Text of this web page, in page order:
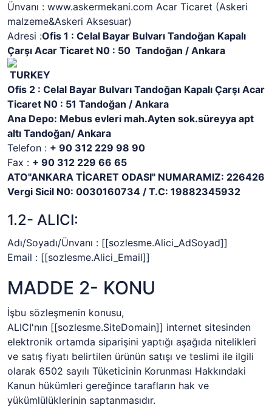
Ünvanı : www.askermekani.com Acar Ticaret (Askeri
malzeme&Askeri Aksesuar)
Adresi :Ofis 1 : Celal Bayar Bulvarı Tandoğan Kapalı
Çarşı Acar Ticaret N0 : 50 Tandoğan / Ankara
TURKEY
Ofis 2 : Celal Bayar Bulvarı Tandoğan Kapalı Çarşı Acar
Ticaret N0 : 51 Tandoğan / Ankara
Ana Depo: Mebus evleri mah.Ayten sok.süreyya apt
altı Tandoğan/ Ankara
Telefon : + 90 312 229 98 90
Fax : + 90 312 229 66 65
ATO"ANKARA TİCARET ODASI" NUMARAMIZ: 226426
Vergi Sicil N0: 0030160734 / T.C: 19882345932
1.2- ALICI:
Adı/Soyadı/Ünvanı : [[sozlesme.Alici_AdSoyad]]
Email : [[sozlesme.Alici_Email]]
MADDE 2- KONU
İşbu sözleşmenin konusu,
ALICI'nın [[sozlesme.SiteDomain]] internet sitesinden
elektronik ortamda siparişini yaptığı aşağıda nitelikleri
ve satış fiyatı belirtilen ürünün satışı ve teslimi ile ilgili
olarak 6502 sayılı Tüketicinin Korunması Hakkındaki
Kanun hükümleri gereğince tarafların hak ve
yükümlülüklerinin saptanmasıdır.